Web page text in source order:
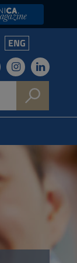
News
ENG